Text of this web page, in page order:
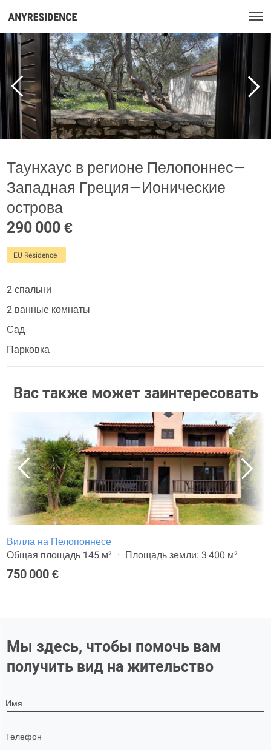
Таунхаус в регионе Пелопоннес—
Западная Греция—Ионические
острова
290 000 €
EU Residence
2 спальни
2 ванные комнаты
Сад
Парковка
Вас также может заинтересовать
Вилла на Пелопоннесе
Общая площадь 145 м²
Площадь земли: 3 400 м²
750 000 €
Мы здесь, чтобы помочь вам
получить вид на жительство
Имя
Телефон